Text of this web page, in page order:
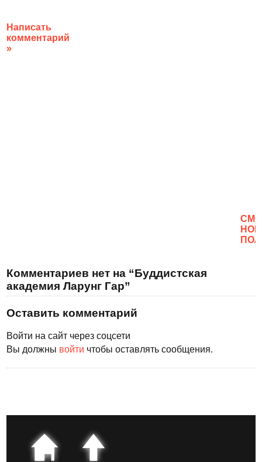
Написать
комментарий
»
Комментариев нет на “Буддистская
академия Ларунг Гар”
Оставить комментарий
Войти на сайт через соцсети
Вы должны войти чтобы оставлять сообщения.